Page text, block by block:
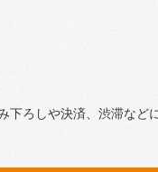
下ろしや決済、渋滞など